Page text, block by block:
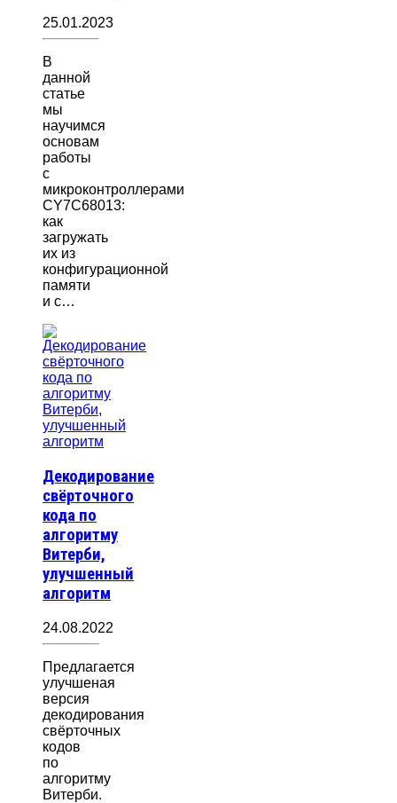
25.01.2023
В
данной
статье
мы
научимся
основам
работы
с
микроконтроллерами
CY7C68013:
как
загружать
их из
конфигурационной
памяти
и с…
Декодирование
свёрточного
кода по
алгоритму
Витерби,
улучшенный
алгоритм
24.08.2022
Предлагается
улучшеная
версия
декодирования
свёрточных
кодов
по
алгоритму
Витерби.